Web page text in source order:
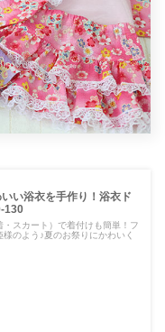
い浴衣を手作り！浴衣ド
130
・スカート）で着付けも簡単！フ
のよう♪夏のお祭りにかわいく